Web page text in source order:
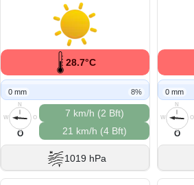
28.7°C
0 mm 8%
N
O
S
W
O
7 km/h (2 Bft)
21 km/h (4 Bft)
1019 hPa
0 mm
N
O
S
W
O